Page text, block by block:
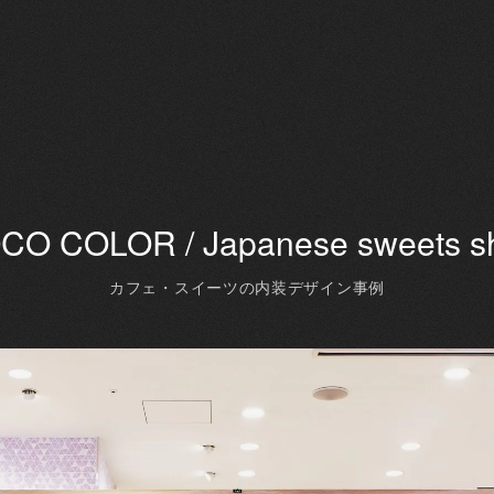
COLOR / Japanese sweets
カフェ・スイーツの内装デザイン事例